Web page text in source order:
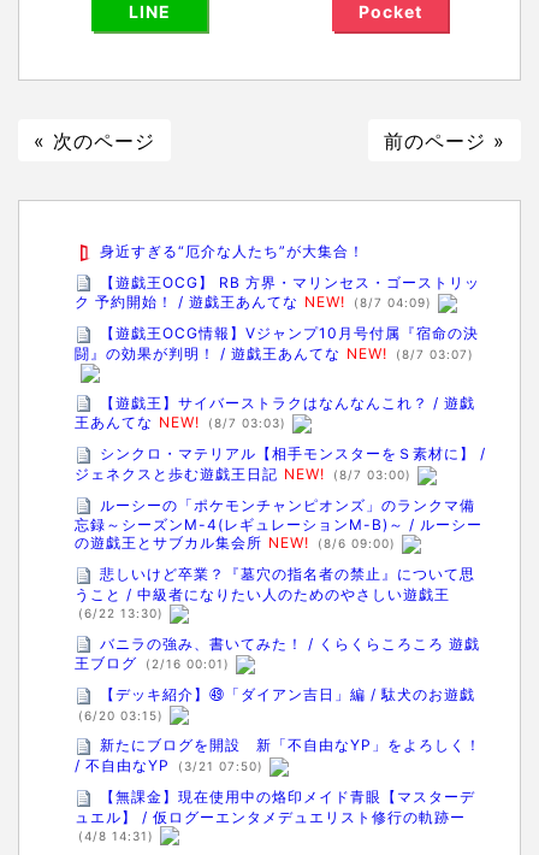
LINE Pocket
« 次のページ 前のページ »
身近すぎる“厄介な人たち”が大集合！
【遊戯王OCG】 RB 方界・マリンセス・ゴーストリッ
ク 予約開始！ / 遊戯王あんてな NEW! (8/7 04:09)
【遊戯王OCG情報】Vジャンプ10月号付属『宿命の決
闘』の効果が判明！ / 遊戯王あんてな NEW! (8/7 03:07)
【遊戯王】サイバーストラクはなんなんこれ？ / 遊戯
王あんてな NEW! (8/7 03:03)
シンクロ・マテリアル【相手モンスターをＳ素材に】 /
ジェネクスと歩む遊戯王日記 NEW! (8/7 03:00)
ルーシーの「ポケモンチャンピオンズ」のランクマ備
忘録～シーズンM-4(レギュレーションM-B)～ / ルーシー
の遊戯王とサブカル集会所 NEW! (8/6 09:00)
悲しいけど卒業？『墓穴の指名者の禁止』について思
うこと / 中級者になりたい人のためのやさしい遊戯王
(6/22 13:30)
バニラの強み、書いてみた！ / くらくらころころ 遊戯
王ブログ
(2/16 00:01)
【デッキ紹介】㊾「ダイアン吉日」編 / 駄犬のお遊戯
(6/20 03:15)
新たにブログを開設 新「不自由なYP」をよろしく！
/ 不自由なYP
(3/21 07:50)
【無課金】現在使用中の烙印メイド青眼【マスターデ
ュエル】 / 仮ログーエンタメデュエリスト修行の軌跡ー
(4/8 14:31)